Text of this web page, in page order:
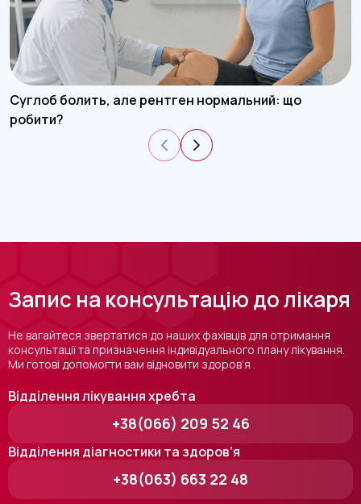
Суглоб болить, але рентген нормальний: що
робити?
Запис на консультацію до лікаря
Не вагайтеся звертатися до наших фахівців для отримання
консультації та призначення індивідуального плану лікування.
Ми готові допомогти вам відновити здоров’я .
Відділення лікування хребта
+38(066) 209 52 46
Відділення діагностики та здоров’я
+38(063) 663 22 48